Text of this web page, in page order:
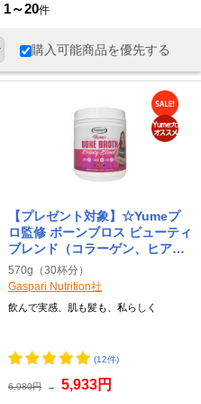
1～20件
購入可能商品を優先する
【プレゼント対象】☆Yumeプ
ロ監修 ボーンブロス ビューティ
ブレンド（コラーゲン、ヒアル
ロン酸等配合） ※コーヒーミル
ク 570g Gaspari Nutrition （ギ
570g（30杯分）
Gaspari Nutrition社
飲んで実感、肌も髪も、私らしく
(12件)
6,980円 → 5,933円